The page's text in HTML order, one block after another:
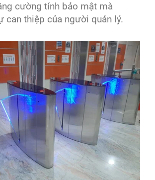
cường tính bảo mật mà
can thiệp của người quản lý.